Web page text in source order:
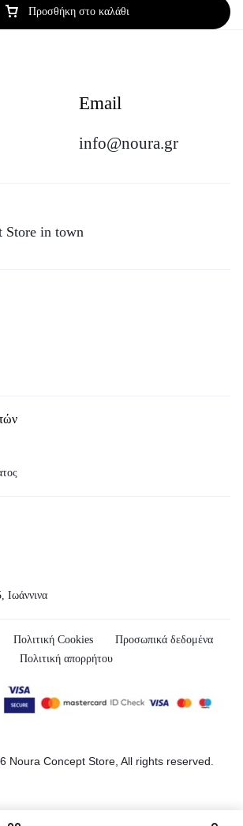
Προσθήκη στο καλάθι
Email
info@noura.gr
Store in town
Ιωάννινα
Πολιτική Cookies
Προσωπικά δεδομένα
Πολιτική απορρήτου
Noura Concept Store, All rights reserved.